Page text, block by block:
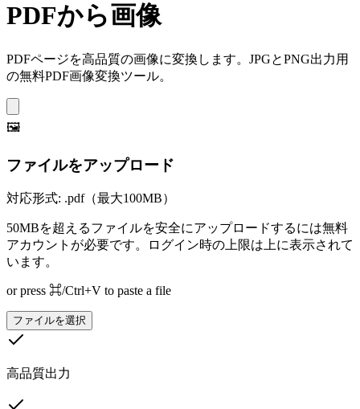
PDFから画像
PDFページを高品質の画像に変換します。JPGとPNG出力用
の無料PDF画像変換ツール。
🖼️
ファイルをアップロード
対応形式: .pdf（最大100MB）
50MBを超えるファイルを安全にアップロードするには無料
アカウントが必要です。ログイン時の上限は上に表示されて
います。
or press ⌘/Ctrl+V to paste a file
ファイルを選択
高品質出力